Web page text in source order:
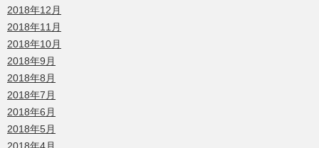
2018年12月
2018年11月
2018年10月
2018年9月
2018年8月
2018年7月
2018年6月
2018年5月